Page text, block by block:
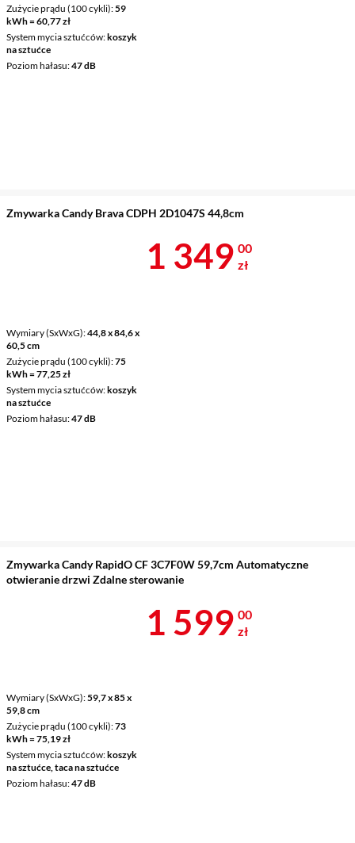
Zużycie prądu (100 cykli) 59
kWh = 60,77 zł
System mycia sztućców koszyk
na sztućce
Poziom hałasu 47 dB
Zmywarka Candy Brava CDPH 2D1047S 44,8cm
Wymiary (SxWxG) 44,8 x 84,6 x
60,5 cm
Zużycie prądu (100 cykli) 75
kWh = 77,25 zł
System mycia sztućców koszyk
na sztućce
Poziom hałasu 47 dB
Cena 1 349 zł
1 349 00
zł
Zmywarka Candy RapidO CF 3C7F0W 59,7cm Automatyczne
otwieranie drzwi Zdalne sterowanie
Wymiary (SxWxG) 59,7 x 85 x
59,8 cm
Zużycie prądu (100 cykli) 73
kWh = 75,19 zł
System mycia sztućców koszyk
na sztućce, taca na sztućce
Poziom hałasu 47 dB
Cena 1 599 zł
1 599 00
zł